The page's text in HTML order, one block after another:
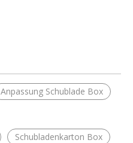
Anpassung Schublade Box
Schubladenkarton Box